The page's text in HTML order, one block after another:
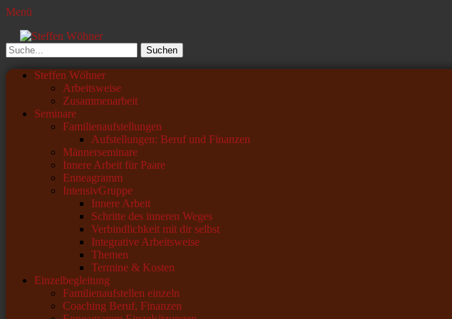
Menü
Steffen Wöhner
Lehrer und Seminarleiter
Suchen
nach:
Primäres
Zum
Steffen Wöhner
Arbeitsweise
Zusammenarbeit
Seminare
Familienaufstellungen
Aufstellungen: Beruf und Finanzen
Männerseminare
Innere Arbeit für Paare
Enneagramm
IntensivGruppe
Innere Arbeit
Schritte des inneren Weges
Verbindlichkeit mit dir selbst
Integrative Arbeitsweise
Themen
Termine & Kosten
Einzelbegleitung
Familienaufstellen einzeln
Coaching Beruf, Finanzen